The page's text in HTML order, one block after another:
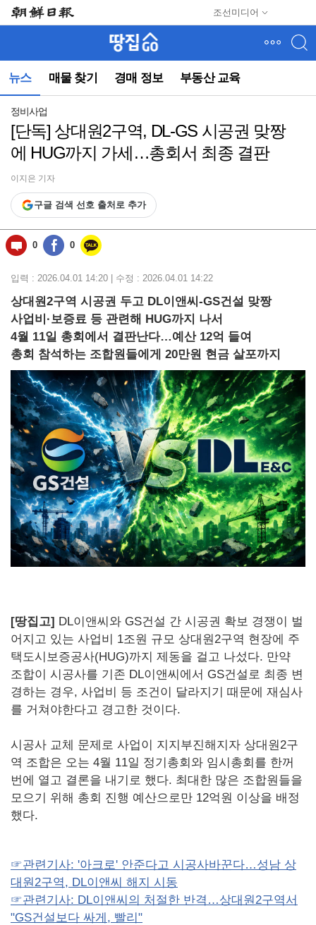
조선미디어
뉴스 매물 찾기 경매 정보 부동산 교육
뉴
(컨
동)
정비사업
[단독] 상대원2구역, DL-GS 시공권 맞짱
에 HUG까지 가세…총회서 최종 결판
이지은 기자
구글 검색 선호 출처로 추가
0 0
입력 : 2026.04.01 14:20 | 수정 : 2026.04.01 14:22
상대원2구역 시공권 두고 DL이앤씨-GS건설 맞짱
사업비·보증료 등 관련해 HUG까지 나서
4월 11일 총회에서 결판난다…예산 12억 들여
총회 참석하는 조합원들에게 20만원 현금 살포까지
[땅집고] DL이앤씨와 GS건설 간 시공권 확보 경쟁이 벌
어지고 있는 사업비 1조원 규모 상대원2구역 현장에 주
택도시보증공사(HUG)까지 제동을 걸고 나섰다. 만약
조합이 시공사를 기존 DL이앤씨에서 GS건설로 최종 변
경하는 경우, 사업비 등 조건이 달라지기 때문에 재심사
를 거쳐야한다고 경고한 것이다.
시공사 교체 문제로 사업이 지지부진해지자 상대원2구
역 조합은 오는 4월 11일 정기총회와 임시총회를 한꺼
번에 열고 결론을 내기로 했다. 최대한 많은 조합원들을
모으기 위해 총회 진행 예산으로만 12억원 이상을 배정
했다.
☞관련기사: '아크로' 안준다고 시공사바꾼다…성남 상
대원2구역, DL이앤씨 해지 시동
☞관련기사: DL이앤씨의 처절한 반격…상대원2구역서
"GS건설보다 싸게, 빨리"